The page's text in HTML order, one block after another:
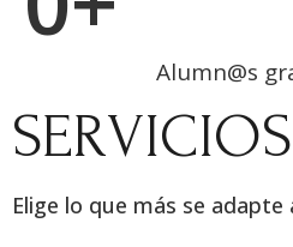
Alumn@s
SERVICIOS
Elige lo que más se adapte